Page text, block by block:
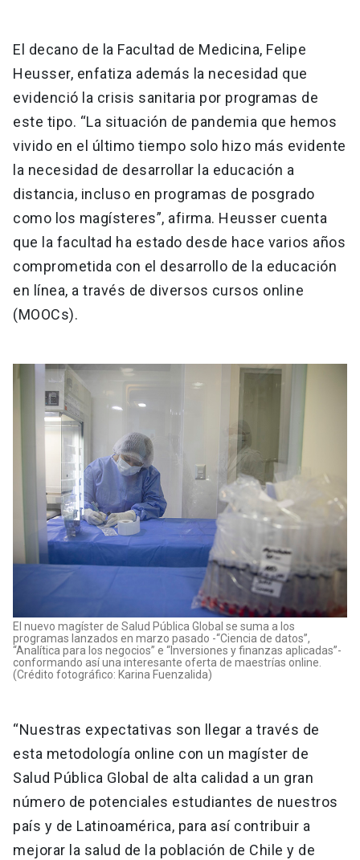
El decano de la Facultad de Medicina, Felipe
Heusser, enfatiza además la necesidad que
evidenció la crisis sanitaria por programas de
este tipo. “La situación de pandemia que hemos
vivido en el último tiempo solo hizo más evidente
la necesidad de desarrollar la educación a
distancia, incluso en programas de posgrado
como los magísteres”, afirma. Heusser cuenta
que la facultad ha estado desde hace varios años
comprometida con el desarrollo de la educación
en línea, a través de diversos cursos online
(MOOCs).
El nuevo magíster de Salud Pública Global se suma a los
programas lanzados en marzo pasado -“Ciencia de datos”,
“Analítica para los negocios” e “Inversiones y finanzas aplicadas”-
conformando así una interesante oferta de maestrías online.
(Crédito fotográfico: Karina Fuenzalida)
“Nuestras expectativas son llegar a través de
esta metodología online con un magíster de
Salud Pública Global de alta calidad a un gran
número de potenciales estudiantes de nuestros
país y de Latinoamérica, para así contribuir a
mejorar la salud de la población de Chile y de